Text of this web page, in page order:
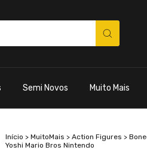
Semi Novos Muito Mais
Início > MuitoMais > Action Figures >
Yoshi Mario Bros Nintendo